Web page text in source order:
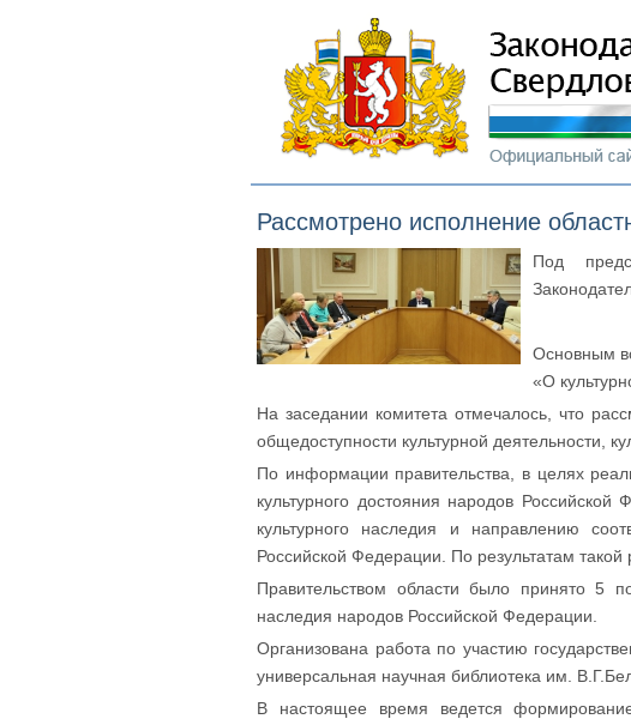
Рассмотрено исполнение
Под
Основным
«О
На заседании комитета отмечалось, что
общедоступности культурной деятельности,
По информации правительства, в целях
культурного достояния народов
культурного наследия и направлению
Российской Федерации. По результатам
Правительством области было принято 5
наследия народов Российской Федерации.
Организована работа по участию
универсальная научная библиотека им.
В настоящее время ведется формирование